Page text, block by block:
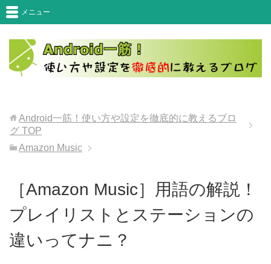
メニュー
Android一筋！使い方や設定を徹底的に教えるブロ
グ TOP
Amazon Music
［Amazon Music］用語の解説！
プレイリストとステーションの
違いってナニ？